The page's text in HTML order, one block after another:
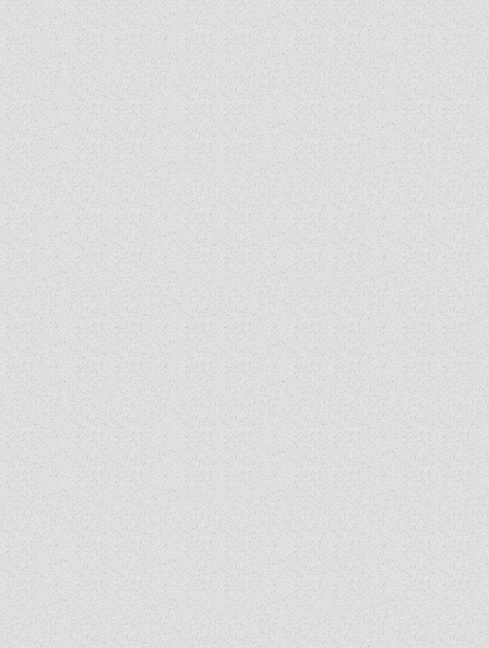
ORGANIGRAMMA
PÜSPÖKI DEKRÉTUM
ZSINATI IMA
ZSINAT MOTTÓJA, LOGÓJA
ZSINATI IRODA
KOORDINÁLÓ BIZOTTSÁG
ZSINATI TAGOK
MUNKADOKUMENTUMOK
ZSINATI HÍREK-ÚJSÁG
PASZTORÁLSZOCIOLÓGIAI FELMÉRÉS
KISKORÚAK VÉDELME
„GYERMEKVÉDELMI” KIHÍVÁSOK KÁNONJOGI
MEGKÖZELÍTÉSBEN